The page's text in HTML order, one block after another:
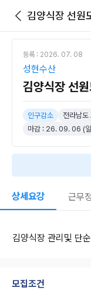
김양식장 선원
등록 : 2026. 07. 08
성현수산
김양식장 선
인구감소 전라남도
마감 : 26. 09. 06 (
상세요강 근무
김양식장 관리및 단
모집조건